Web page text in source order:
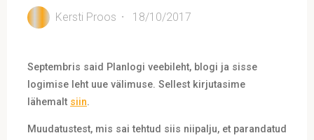
Kersti Proos 18/10/2017
Septembris said Planlogi veebileht, blogi ja sisse
logimise leht uue välimuse. Sellest kirjutasime
lähemalt siin.
Muudatustest, mis sai tehtud siis niipalju, et parandatud